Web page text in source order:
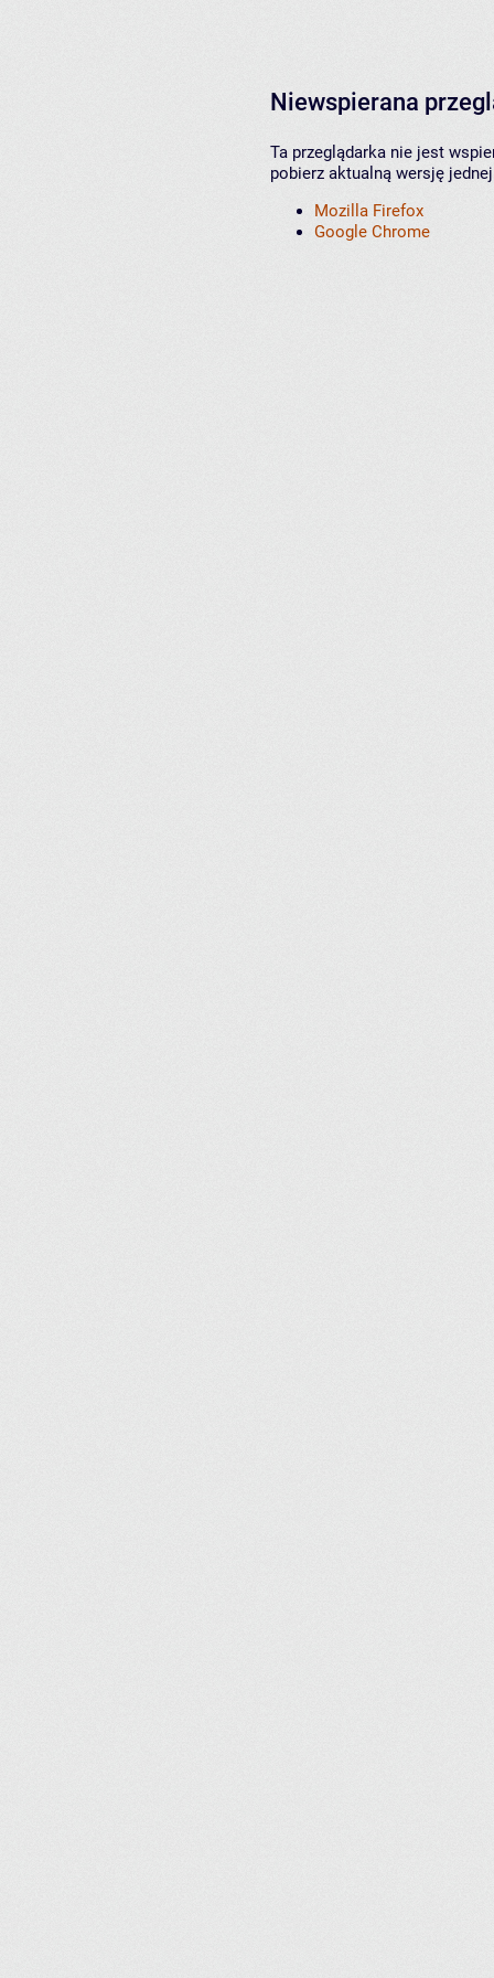
Niewspierana
Ta przeglądarka nie jest
pobierz aktualną wersję
Mozilla Firefox
Google Chrome